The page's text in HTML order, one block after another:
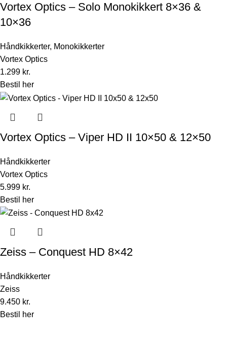
Vortex Optics – Solo Monokikkert 8×36 &
10×36
Håndkikkerter, Monokikkerter
Vortex Optics
1.299 kr.
Bestil her
Vortex Optics – Viper HD II 10×50 & 12×50
Håndkikkerter
Vortex Optics
5.999 kr.
Bestil her
Zeiss – Conquest HD 8×42
Håndkikkerter
Zeiss
9.450 kr.
Bestil her